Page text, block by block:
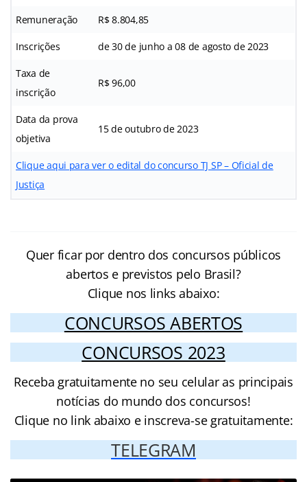
Remuneração R$ 8.804,85
Inscrições de 30 de junho a 08 de agosto de 2023
Taxa de
inscrição
R$ 96,00
Data da prova
objetiva
15 de outubro de 2023
Clique aqui para ver o edital do concurso TJ SP – Oficial de
Justiça
Quer ficar por dentro dos concursos públicos
abertos e previstos pelo Brasil?
Clique nos links abaixo:
CONCURSOS ABERTOS
CONCURSOS 2023
Receba gratuitamente no seu celular as principais
notícias do mundo dos concursos!
Clique no link abaixo e inscreva-se gratuitamente:
TELEGRAM